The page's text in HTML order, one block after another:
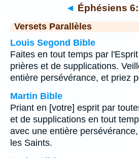
◄ Éphésiens
Versets Parallèles
Louis Segond Bible
Faites en tout temps par
prières et de supplications.
entière persévérance, et priez
Martin Bible
Priant en [votre] esprit par
et de supplications en tout
avec une entière
les Saints.